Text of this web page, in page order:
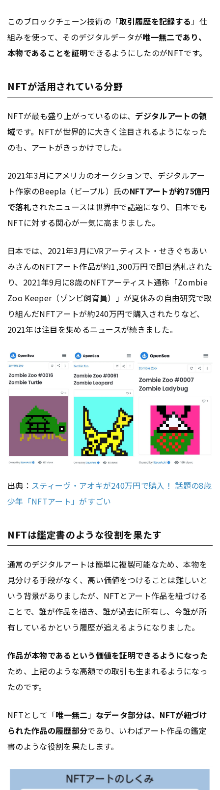
このブロックチェーン技術の「取引履歴を記録する」仕
組みを使って、そのデジタルデータが唯一無二であり、
本物であることを証明できるようにしたのがNFTです。
NFTが活用されている分野
NFTが最も盛り上がっているのは、 デジタルアートの領
域です。NFTが世界的に大きく注目されるようになった
のも、アートがきっかけでした。
2021年3月にアメリカのオークションで、デジタルアー
ト作家のBeepla（ビープル）氏のNFTアートが約75億円
で落札されたニュースは世界中で話題になり、日本でも
NFTに対する関心が一気に高まりました。
日本では、2021年3月にVRアーティスト・せきぐちあい
みさんのNFTアート作品が約1,300万円で即日落札された
り、2021年9月に8歳のNFTアーティスト通称「Zombie
Zoo Keeper（ゾンビ飼育員）」が夏休みの自由研究で取
り組んだNFTアートが約240万円で購入されたりなど、
2021年は注目を集めるニュースが続きました。
出典： スティーヴ・アオキが240万円で購入！ 話題の8歳
少年「NFTアート」がすごい
NFTは鑑定書のような役割を果たす
通常のデジタルアートは簡単に複製可能なため、本物を
見分ける手段がなく、高い価値をつけることは難しいと
いう背景がありましたが、NFTとアート作品を紐づける
ことで、誰が作品を描き、誰が過去に所有し、今誰が所
有しているかという履歴が追えるようになりました。
作品が本物であるという価値を証明できるようになった
ため、上記のような高額での取引も生まれるようになっ
たのです。
NFTとして「唯一無二」 なデータ部分は、NFTが紐づけ
られた作品の履歴部分であり、いわばアート作品の鑑定
書のような役割を果たします。